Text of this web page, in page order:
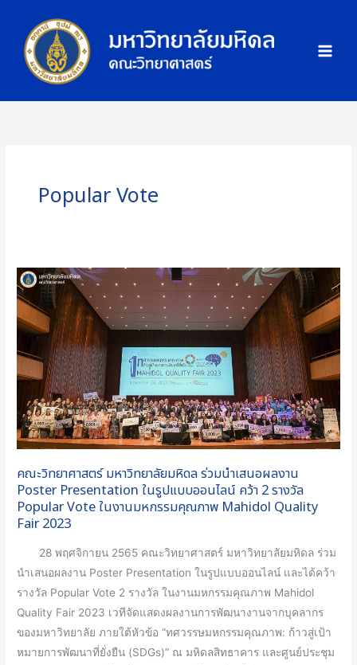
content
Popular Vote
คณะวิทยาศาสตร์ มหาวิทยาลัยมหิดล ร่วมนำเสนอผลงาน
Poster Presentation ในรูปแบบออนไลน์ คว้า 2 รางวัล
Popular Vote ในงานมหกรรมคุณภาพ Mahidol Quality
Fair 2023
28 พฤศจิกายน 2565 คณะวิทยาศาสตร์ มหาวิทยาลัยมหิดล ร่วม
นำเสนอผลงาน Poster Presentation ในรูปแบบออนไลน์ และได้คว้า
รางวัล Popular Vote 2 รางวัล ในงานมหกรรมคุณภาพ Mahidol
Quality Fair 2023 เวทีจัดแสดงผลงานการพัฒนางานจากบุคลากร
ของมหาวิทยาลัย ภายใต้หัวข้อ “ทศวรรษมหกรรมคุณภาพ: ก้าวสู่เป้า
หมายการพัฒนาที่ยั่งยืน (SDGs)” ณ มหิดลสิทธาคาร และศูนย์ประชุม
คณะ
วิทยาศาสตร์
มหาวิทยาลัย
มหิดล
ร่วม
นำ
ผล
งาน
Presentation
ใน
รูป
ออนไลน์
คว้า
2
รางวัล
Popular
Vote